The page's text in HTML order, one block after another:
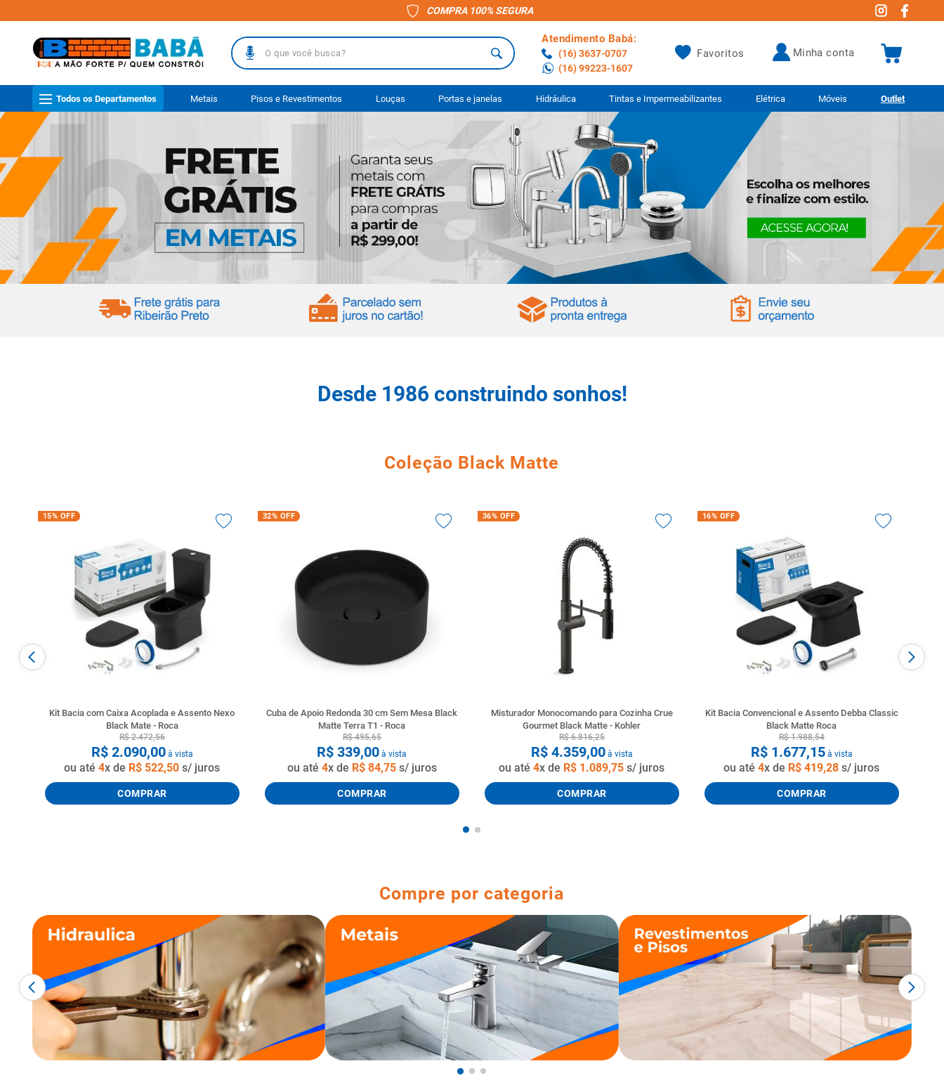
COMPRA 100% SEGURA
O que você busca? Atendimento Babá:
(16) 3637-0707
(16) 99223-1607
Favoritos minha conta
Todos os Departamentos Metais Pisos e Revestimentos Louças Portas e janelas Hidráulica Tintas e Impermeabilizantes Elétrica Móveis Outlet
Desde 1986 construindo sonhos!
Coleção Black Matte
15% OFF
Kit Bacia com Caixa Acoplada e Assento Nexo
Black Mate - Roca
R$ 2.472,56
R$ 2.090,00à vista
ou até4x de R$ 522,50 s/ juros
COMPRAR
32% OFF
Cuba de Apoio Redonda 30 cm Sem Mesa Black
Matte Terra T1 - Roca
R$ 495,65
R$ 339,00 à vista
ou até 4x de R$ 84,75s/ juros
COMPRAR
36% OFF
Misturador Monocomando para Cozinha Crue
Gourmet Black Matte - Kohler
R$ 6.816,25
R$ 4.359,00à vista
ou até4x de R$ 1.089,75 s/ juros
COMPRAR
16% OFF
Kit Bacia Convencional e Assento Debba Classic
Black Matte Roca
R$ 1.988,54
R$ 1.677,15à vista
ou até4x de R$ 419,28 s/ juros
COMPRAR
Compre por categoria
TERMOS MAIS BUSCADOS
1º piso
telha
4º vaso sanitário
5º revestimento
6 º gabinete banheiro
7 telha fibrocimento
8º